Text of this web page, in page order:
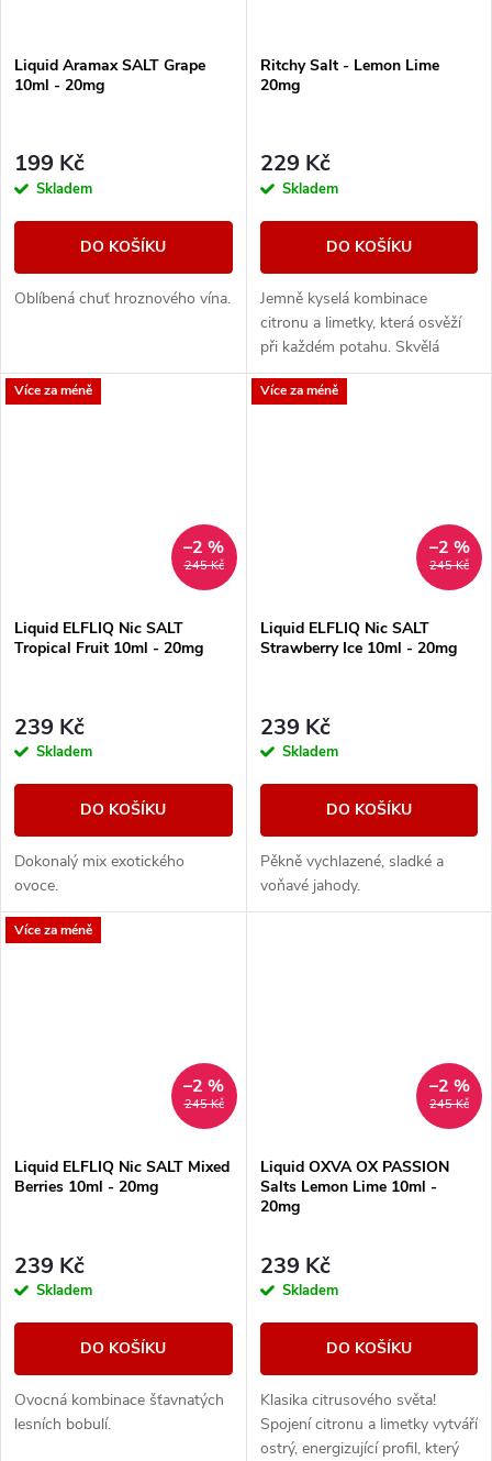
Liquid Aramax SALT Grape
10ml - 20mg
199 Kč
Skladem
DO KOŠÍKU
Oblíbená chuť hroznového vína.
Ritchy Salt - Lemon Lime
20mg
229 Kč
Skladem
DO KOŠÍKU
Jemně kyselá kombinace
citronu a limetky, která osvěží
při každém potahu. Skvělá
volba pro všechny, kdo milují
svěží ovocné chutě.
Více za méně
245 Kč
–2 %
Liquid ELFLIQ Nic SALT
Tropical Fruit 10ml - 20mg
239 Kč
Skladem
DO KOŠÍKU
Dokonalý mix exotického
ovoce.
Více za méně
245 Kč
–2 %
Liquid ELFLIQ Nic SALT
Strawberry Ice 10ml - 20mg
239 Kč
Skladem
DO KOŠÍKU
Pěkně vychlazené, sladké a
voňavé jahody.
Více za méně
245 Kč
–2 %
Liquid ELFLIQ Nic SALT Mixed
Berries 10ml - 20mg
239 Kč
Skladem
DO KOŠÍKU
Ovocná kombinace šťavnatých
lesních bobulí.
245 Kč
–2 %
Liquid OXVA OX PASSION
Salts Lemon Lime 10ml -
20mg
239 Kč
Skladem
DO KOŠÍKU
Klasika citrusového světa!
Spojení citronu a limetky vytváří
ostrý, energizující profil, který